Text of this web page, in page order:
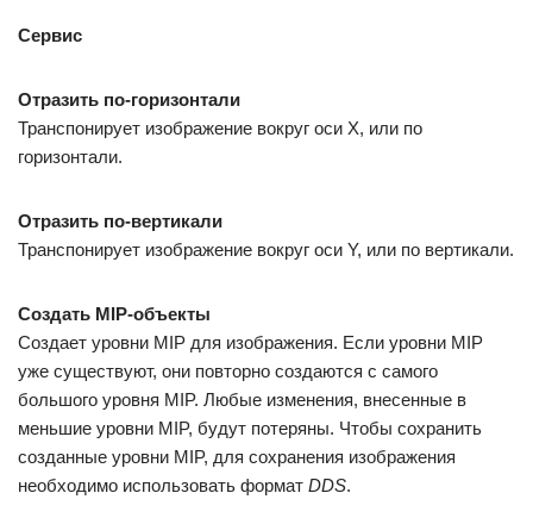
Сервис
Отразить по-горизонтали
Транспонирует изображение вокруг оси X, или по
горизонтали.
Отразить по-вертикали
Транспонирует изображение вокруг оси Y, или по вертикали.
Создать MIP-объекты
Создает уровни MIP для изображения. Если уровни MIP
уже существуют, они повторно создаются с самого
большого уровня MIP. Любые изменения, внесенные в
меньшие уровни MIP, будут потеряны. Чтобы сохранить
созданные уровни MIP, для сохранения изображения
необходимо использовать формат DDS.